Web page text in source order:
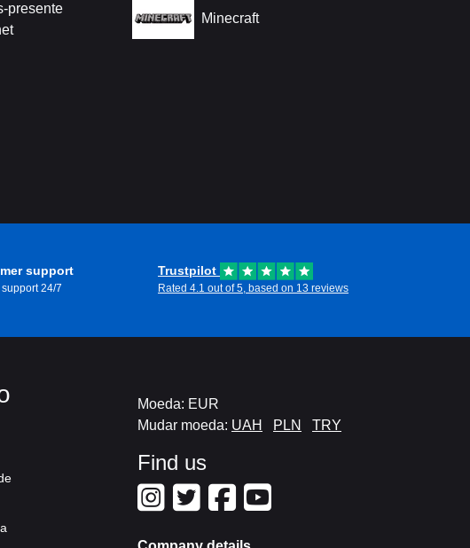
presente
Minecraft
support
24/7
Trustpilot
Rated 4.1 out of 5, based on 13 reviews
Moeda: EUR
Mudar moeda: UAH PLN TRY
Find us